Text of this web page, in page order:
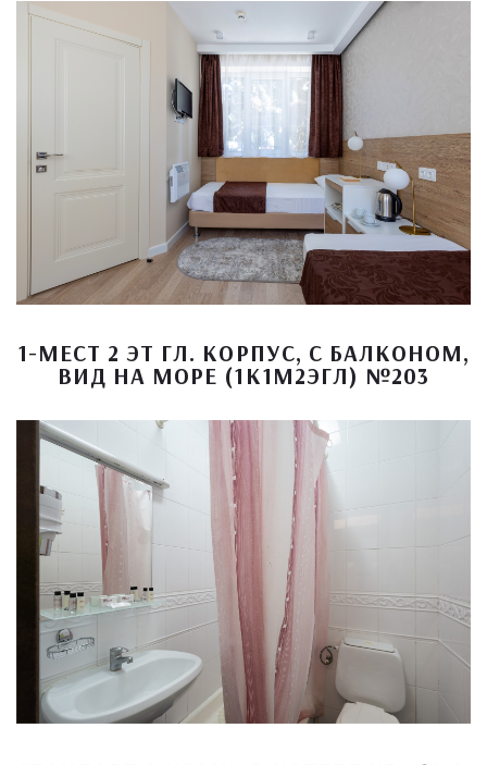
1-МЕСТ 2 ЭТ ГЛ. КОРПУС, С БАЛКОНОМ,
ВИД НА МОРЕ (1К1М2ЭГЛ) №203